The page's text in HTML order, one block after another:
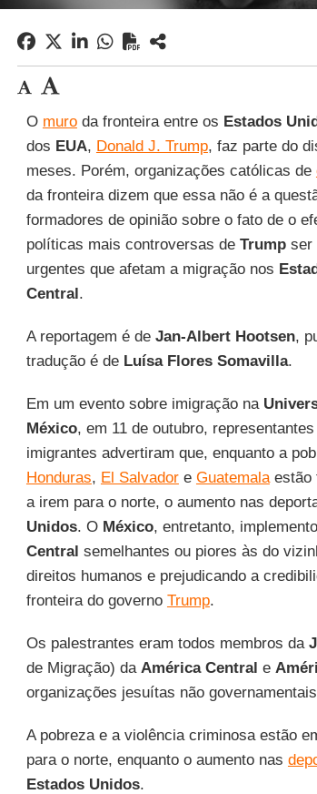
O muroda fronteira entre os Estados
dos EUA, Donald J. Trump, faz parte do
meses. Porém, organizações católicas de
da fronteira dizem que essa não é a
formadores de opinião sobre o fato de o
políticas mais controversas de Trumpser
urgentes que afetam a migração nos
Central.
A reportagem é de Jan-Albert Hootsen,
tradução é de Luísa Flores Somavilla.
Em um evento sobre imigração na
México, em 11 de outubro,
imigrantes advertiram que, enquanto a
Honduras, El Salvadore Guatemalaestão
a irem para o norte, o aumento nas
Unidos. O México, entretanto,
Central semelhantes ou piores às do
direitos humanos e prejudicando a
fronteira do governo Trump.
Os palestrantes eram todos membros da
de Migração) da América Central e
organizações jesuítas não
A pobreza e a violência criminosa estão
para o norte, enquanto o aumento nas
Estados Unidos.